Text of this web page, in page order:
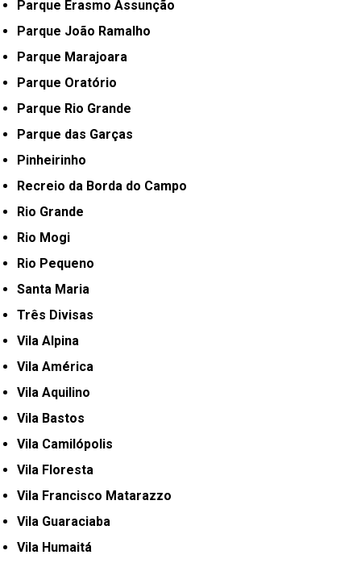
Parque Erasmo Assunção
Parque João Ramalho
Parque Marajoara
Parque Oratório
Parque Rio Grande
Parque das Garças
Pinheirinho
Recreio da Borda do Campo
Rio Grande
Rio Mogi
Rio Pequeno
Santa Maria
Três Divisas
Vila Alpina
Vila América
Vila Aquilino
Vila Bastos
Vila Camilópolis
Vila Floresta
Vila Francisco Matarazzo
Vila Guaraciaba
Vila Humaitá